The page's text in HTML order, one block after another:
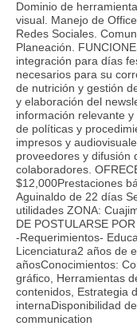
Dominio de
visual. Manejo de
Redes Sociales.
Planeación.
integración para días
necesarios para su
de nutrición y gestión
y elaboración del
información relevante
de políticas y
impresos y
proveedores y difusión
colaboradores.
$12,000Prestaciones
Aguinaldo de 22 días
utilidades ZONA:
DE POSTULARSE
-Requerimientos-
Licenciatura2 años de
añosConocimientos:
gráfico, Herramientas
contenidos, Estrategia
internaDisponibilidad
communication